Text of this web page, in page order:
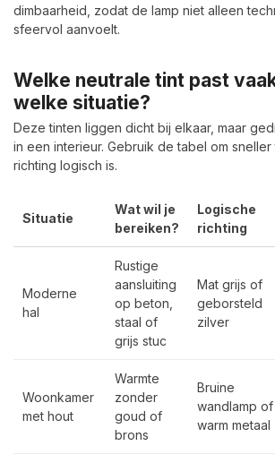
dimbaarheid, zodat de lamp niet alleen
sfeervol aanvoelt.
Welke neutrale tint past
welke situatie?
Deze tinten liggen dicht bij elkaar, maar
in een interieur. Gebruik de tabel om
richting logisch is.
Situatie
Wat wil je
bereiken?
Logische
richting
Moderne
hal
Rustige
aansluiting
op beton,
staal of
grijs stuc
Mat grijs of
geborsteld
zilver
Woonkamer
met hout
Warmte
zonder
goud of
brons
Bruine
wandlamp of
warm metaal